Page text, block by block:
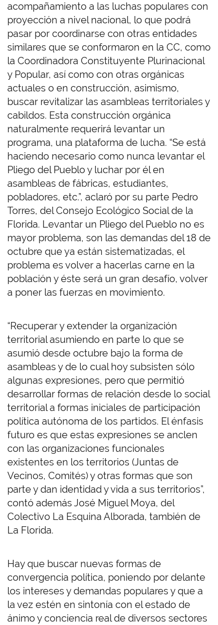
acompañamiento a las luchas populares con
proyección a nivel nacional, lo que podrá
pasar por coordinarse con otras entidades
similares que se conformaron en la CC, como
la Coordinadora Constituyente Plurinacional
y Popular, así como con otras orgánicas
actuales o en construcción, asimismo,
buscar revitalizar las asambleas territoriales y
cabildos. Esta construcción orgánica
naturalmente requerirá levantar un
programa, una plataforma de lucha. “Se está
haciendo necesario como nunca levantar el
Pliego del Pueblo y luchar por él en
asambleas de fábricas, estudiantes,
pobladores, etc.”, aclaró por su parte Pedro
Torres, del Consejo Ecológico Social de la
Florida. Levantar un Pliego del Pueblo no es
mayor problema, son las demandas del 18 de
octubre que ya están sistematizadas, el
problema es volver a hacerlas carne en la
población y éste será un gran desafío, volver
a poner las fuerzas en movimiento.
“Recuperar y extender la organización
territorial asumiendo en parte lo que se
asumió desde octubre bajo la forma de
asambleas y de lo cual hoy subsisten sólo
algunas expresiones, pero que permitió
desarrollar formas de relación desde lo social
territorial a formas iniciales de participación
política autónoma de los partidos. El énfasis
futuro es que estas expresiones se anclen
con las organizaciones funcionales
existentes en los territorios (Juntas de
Vecinos, Comités) y otras formas que son
parte y dan identidad y vida a sus territorios”,
contó además José Miguel Moya, del
Colectivo La Esquina Alborada, también de
La Florida.
Hay que buscar nuevas formas de
convergencia política, poniendo por delante
los intereses y demandas populares y que a
la vez estén en sintonía con el estado de
ánimo y conciencia real de diversos sectores